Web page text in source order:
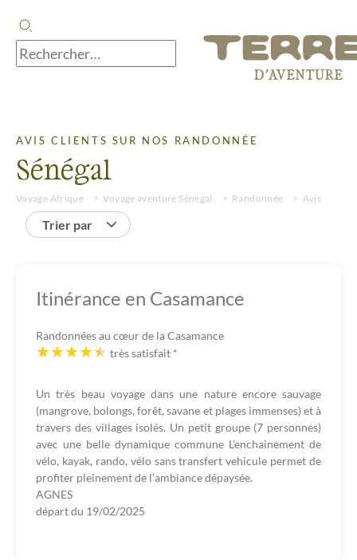
AVIS CLIENTS SUR NOS RANDONNÉE
Sénégal
Voyage Afrique Voyage aventure Sénégal Randonnée Avis
Trier par
Itinérance en Casamance
Randonnées au cœur de la Casamance
très satisfait *
Un très beau voyage dans une nature encore sauvage
(mangrove, bolongs, forêt, savane et plages immenses) et à
travers des villages isolés. Un petit groupe (7 personnes)
avec une belle dynamique commune L'enchainement de
vélo, kayak, rando, vélo sans transfert vehicule permet de
profiter pleinement de l'ambiance dépaysée.
AGNES
départ du 19/02/2025